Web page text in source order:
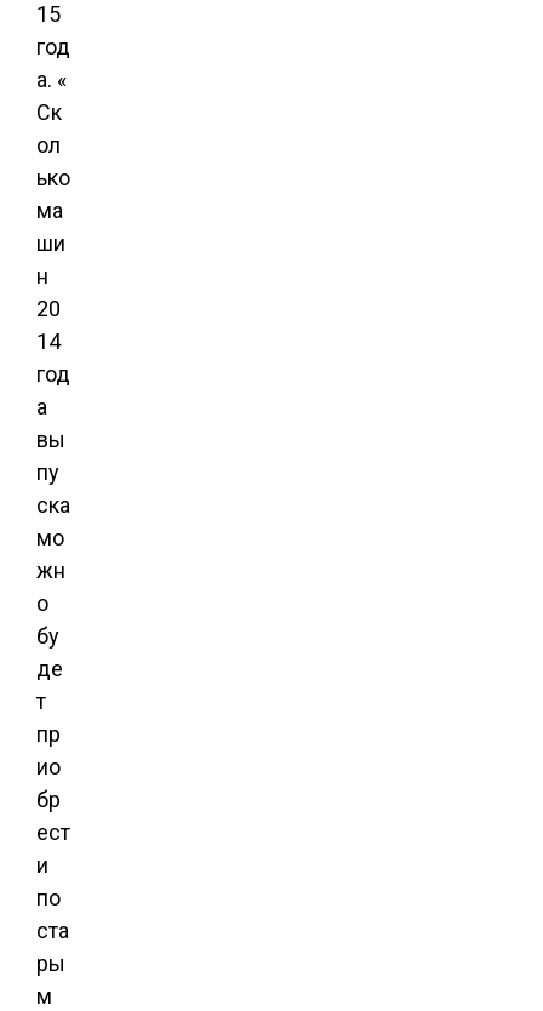
15
год
а. «
Ск
ол
ько
ма
ши
н
20
14
год
а
вы
пу
ска
мо
жн
о
бу
де
т
пр
ио
бр
ест
и
по
ста
ры
м